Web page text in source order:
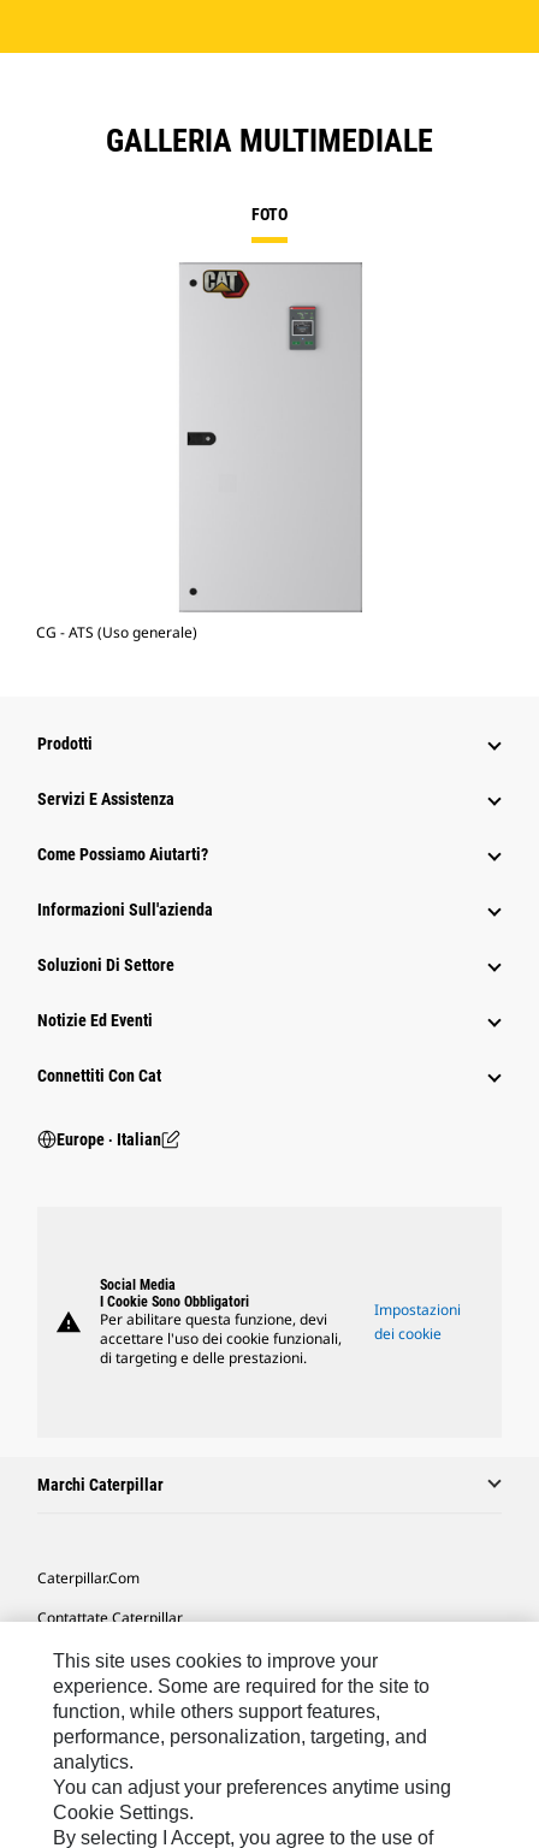
GALLERIA MULTIMEDIALE
FOTO
CG - ATS (Uso generale)
Prodotti
Servizi E Assistenza
Come Possiamo Aiutarti?
Informazioni Sull'azienda
Soluzioni Di Settore
Notizie Ed Eventi
Connettiti Con Cat
Europe ‧ Italian
warning
Social Media
I Cookie Sono Obbligatori
Per abilitare questa funzione, devi
accettare l'uso dei cookie funzionali,
di targeting e delle prestazioni.
Impostazioni
dei cookie
Marchi Caterpillar
Caterpillar.com
Contattate Caterpillar
Le Mie Preferenze Di Marketing
Mappa Del Sito
Cookie Settings
Informazioni Legali
Tutela Della Privacy
This site uses cookies to improve your
experience. Some are required for the site to
function, while others support features,
performance, personalization, targeting, and
analytics.
You can adjust your preferences anytime using
Cookie Settings.
By selecting I Accept, you agree to the use of